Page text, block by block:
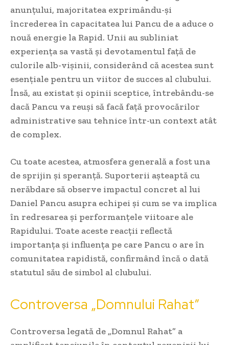
anunțului, majoritatea exprimându-și
încrederea în capacitatea lui Pancu de a aduce o
nouă energie la Rapid. Unii au subliniat
experiența sa vastă și devotamentul față de
culorile alb-vișinii, considerând că acestea sunt
esențiale pentru un viitor de succes al clubului.
Însă, au existat și opinii sceptice, întrebându-se
dacă Pancu va reuși să facă față provocărilor
administrative sau tehnice într-un context atât
de complex.
Cu toate acestea, atmosfera generală a fost una
de sprijin și speranță. Suporterii așteaptă cu
nerăbdare să observe impactul concret al lui
Daniel Pancu asupra echipei și cum se va implica
în redresarea și performanțele viitoare ale
Rapidului. Toate aceste reacții reflectă
importanța și influența pe care Pancu o are în
comunitatea rapidistă, confirmând încă o dată
statutul său de simbol al clubului.
Controversa „Domnului Rahat”
Controversa legată de „Domnul Rahat” a